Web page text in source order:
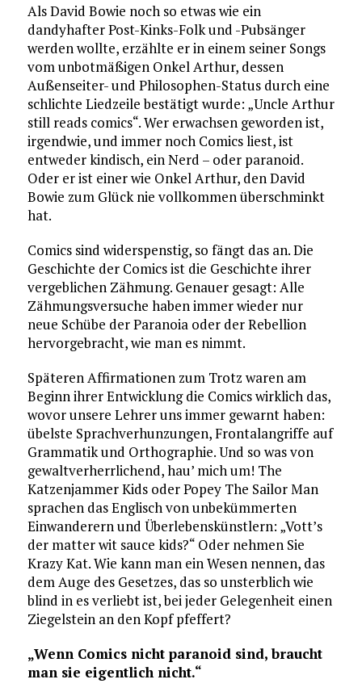
Als David Bowie noch so etwas wie ein
dandyhafter Post-Kinks-Folk und -Pubsänger
werden wollte, erzählte er in einem seiner Songs
vom unbotmäßigen Onkel Arthur, dessen
Außenseiter- und Philosophen-Status durch eine
schlichte Liedzeile bestätigt wurde: „Uncle Arthur
still reads comics“. Wer erwachsen geworden ist,
irgendwie, und immer noch Comics liest, ist
entweder kindisch, ein Nerd – oder paranoid.
Oder er ist einer wie Onkel Arthur, den David
Bowie zum Glück nie vollkommen überschminkt
hat.
Comics sind widerspenstig, so fängt das an. Die
Geschichte der Comics ist die Geschichte ihrer
vergeblichen Zähmung. Genauer gesagt: Alle
Zähmungsversuche haben immer wieder nur
neue Schübe der Paranoia oder der Rebellion
hervorgebracht, wie man es nimmt.
Späteren Affirmationen zum Trotz waren am
Beginn ihrer Entwicklung die Comics wirklich das,
wovor unsere Lehrer uns immer gewarnt haben:
übelste Sprachverhunzungen, Frontalangriffe auf
Grammatik und Orthographie. Und so was von
gewaltverherrlichend, hau’ mich um! The
Katzenjammer Kids oder Popey The Sailor Man
sprachen das Englisch von unbekümmerten
Einwanderern und Überlebenskünstlern: „Vott’s
der matter wit sauce kids?“ Oder nehmen Sie
Krazy Kat. Wie kann man ein Wesen nennen, das
dem Auge des Gesetzes, das so unsterblich wie
blind in es verliebt ist, bei jeder Gelegenheit einen
Ziegelstein an den Kopf pfeffert?
„Wenn Comics nicht paranoid sind, braucht
man sie eigentlich nicht.“